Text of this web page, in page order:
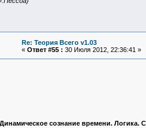
Re: Теория Всего v1.03
« Ответ #55 : 30 Июля 2012, 22:36:41 »
Динамическое сознание времени. Логика.